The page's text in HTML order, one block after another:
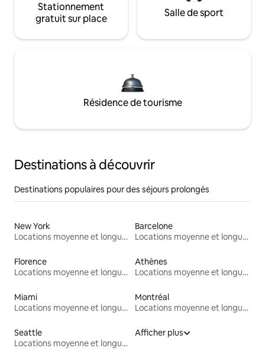
Stationnement
gratuit sur place
Salle de sport
Résidence de tourisme
Destinations à découvrir
Destinations populaires pour des séjours prolongés
New York
Locations moyenne et longue durée
Barcelone
Locations moyenne et longue durée
Florence
Locations moyenne et longue durée
Athènes
Locations moyenne et longue durée
Miami
Locations moyenne et longue durée
Montréal
Locations moyenne et longue durée
Seattle
Locations moyenne et longue durée
Afficher plus